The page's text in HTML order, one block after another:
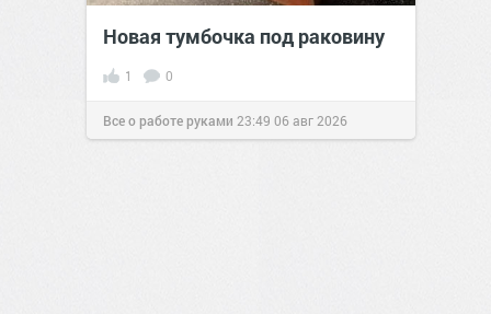
Новая тумбочка под раковину
1 0
Все о работе руками 23:49 06 авг 2026